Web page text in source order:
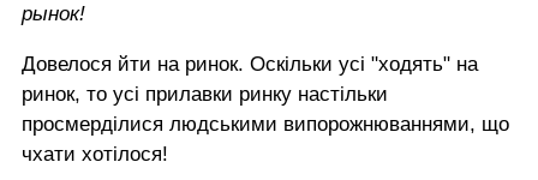
рынок!
Довелося йти на ринок. Оскільки усі "ходять" на
ринок, то усі прилавки ринку настільки
просмерділися людськими випорожнюваннями, що
чхати хотілося!